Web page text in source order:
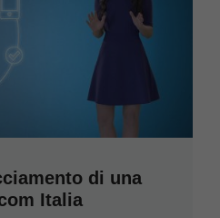
di una
Italia